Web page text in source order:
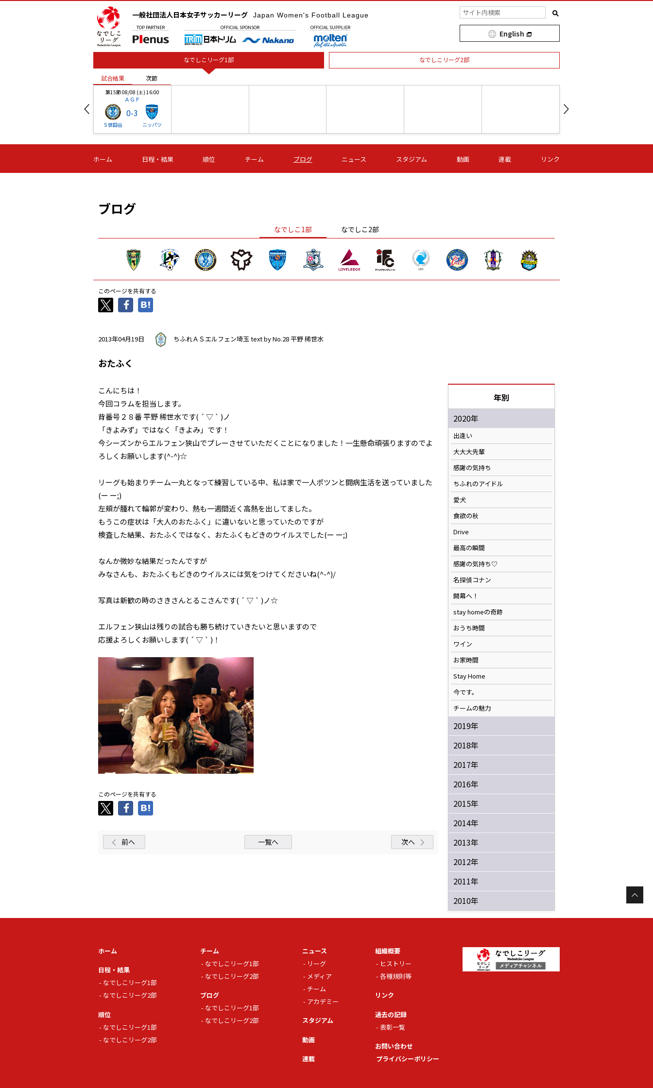
一般社団法人日本女子サッカーリーグ Japan Women's Football League
TOP PARTNER OFFICIAL SPONSOR OFFICIAL SUPPLIER
English
なでしこリーグ1部 なでしこリーグ2部
試合結果 次節
第15節 08/08 (土) 16:00
ＡＧＦ
Ｓ世田谷
0-3
ニッパツ
-
第16節 09/05 (土) 15:00
ニッパツ
-
第16節 09/05 (土) 15:00
石人の星
-
第16節 09/05 (土) 16:00
ＡＧＦ
-
いちご
-
第16節 09/06 (日) 15:00
-
第16節 09/06 (日) 15:00
- -
試合結果 次節
ホーム 日程・結果 順位 チーム ブログ ニュース スタジアム 動画 連載 リンク
ブログ
なでしこ1部 なでしこ2部
このページを共有する
2013年04月19日 ちふれＡＳエルフェン埼玉 text by No.28 平野 稀世水
おたふく
こんにちは！
今回コラムを担当します。
背番号２８番 平野 稀世水です( ´ ▽ ` )ノ
「きよみず」ではなく「きよみ」です！
今シーズンからエルフェン狭山でプレーさせていただくことになりました！一生懸命頑張りますのでよ
ろしくお願いします(^-^)☆
リーグも始まりチーム一丸となって練習している中、私は家で一人ポツンと闘病生活を送っていました
(ー ー;)
左頬が腫れて輪郭が変わり、熱も一週間近く高熱を出してました。
もうこの症状は「大人のおたふく」に違いないと思っていたのですが
検査した結果、おたふくではなく、おたふくもどきのウイルスでした(ー ー;)
なんか微妙な結果だったんですが
みなさんも、おたふくもどきのウイルスには気をつけてくださいね(^-^)/
写真は新歓の時のさきさんとるこさんです( ´ ▽ ` )ノ☆
エルフェン狭山は残りの試合も勝ち続けていきたいと思いますので
応援よろしくお願いします( ´ ▽ ` )！
このページを共有する
前へ 一覧へ 次へ
年別
2020年
出逢い
大大大先輩
感謝の気持ち
ちふれのアイドル
愛犬
食欲の秋
Drive
最高の瞬間
感謝の気持ち♡
名探偵コナン
開幕へ！
stay homeの奇跡
おうち時間
ワイン
お家時間
Stay Home
今です。
チームの魅力
2019年
2018年
2017年
2016年
2015年
2014年
2013年
2012年
2011年
2010年
ホーム
日程・結果
なでしこリーグ1部
なでしこリーグ2部
順位
なでしこリーグ1部
なでしこリーグ2部
チーム
なでしこリーグ1部
なでしこリーグ2部
ブログ
なでしこリーグ1部
なでしこリーグ2部
ニュース
リーグ
メディア
チーム
アカデミー
スタジアム
動画
連載
組織概要
ヒストリー
各種規則等
リンク
過去の記録
表彰一覧
お問い合わせ
プライバシーポリシー